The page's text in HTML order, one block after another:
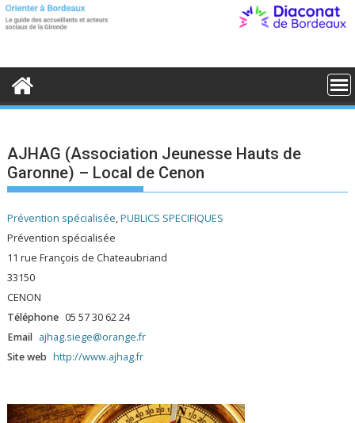
S
t
o
AJHAG (Association Jeunesse Hauts de
Garonne) – Local de Cenon
Prévention spécialisée,PUBLICS SPECIFIQUES
Prévention spécialisée
11 rue François de Chateaubriand
33150
CENON
Téléphone 05 57 30 62 24
Email ajhag.siege@orange.fr
Site web http://www.ajhag.fr